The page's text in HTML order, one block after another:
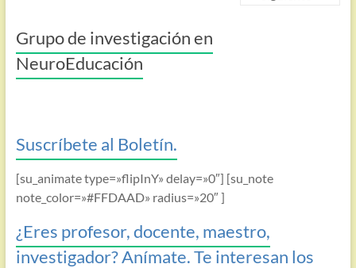
Grupo de investigación en
NeuroEducación
Suscríbete al Boletín.
[su_animate type=»flipInY» delay=»0″] [su_note
note_color=»#FFDAAD» radius=»20″ ]
¿Eres profesor, docente, maestro,
investigador? Anímate. Te interesan los